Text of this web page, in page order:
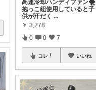
高速冷却ハンディファン🌪️
抱っこ紐使用していると子
供が汗だく ...
￥ 3,278
0 0 7
コレ いいね